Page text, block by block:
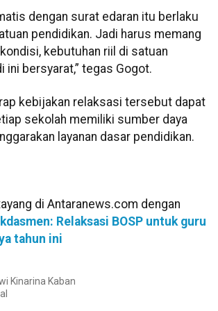
dengan surat edaran itu berlaku
pendidikan. Jadi harus memang
kebutuhan riil di satuan
ini bersyarat,” tegas Gogot.
kebijakan relaksasi tersebut dapat
sekolah memiliki sumber daya
layanan dasar pendidikan.
di Antaranews.com dengan
Relaksasi BOSP untuk guru
tahun ini
Kinarina Kaban